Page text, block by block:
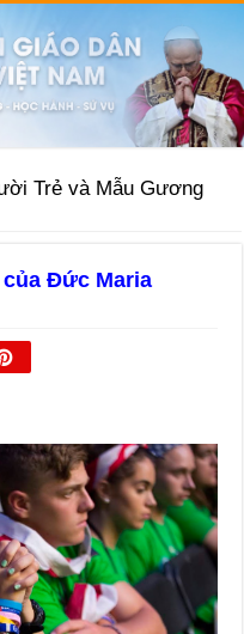
Trẻ và Mẫu Gương
Đức Maria